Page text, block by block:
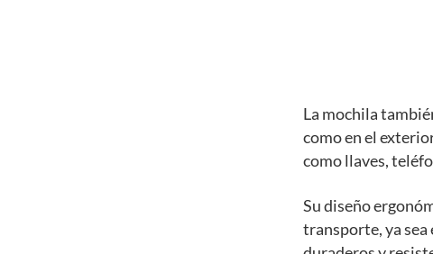
La mochila
como en el
como llaves,
Su diseño
transporte, ya sea